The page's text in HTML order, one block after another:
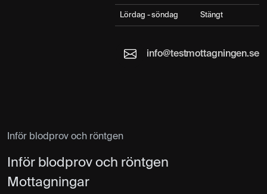
Lördag - söndag Stängt
info@testmottagningen.se
Inför blodprov och röntgen
Inför blodprov och röntgen
Mottagningar